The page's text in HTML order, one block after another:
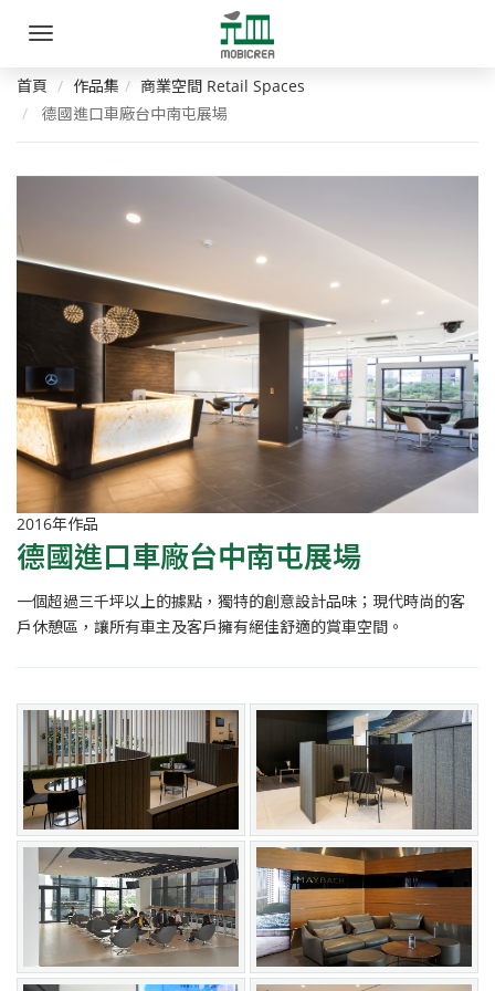
手
選
元
皿
家
創
意
有
限
公
司
首頁 作品集
商業空間 Retail Spaces
德國進口車廠台中南屯展場
2016年作品
德國進口車廠台中南屯展場
一個超過三千坪以上的據點，獨特的創意設計品味；現代時尚的客
戶休憩區，讓所有車主及客戶擁有絕佳舒適的賞車空間。